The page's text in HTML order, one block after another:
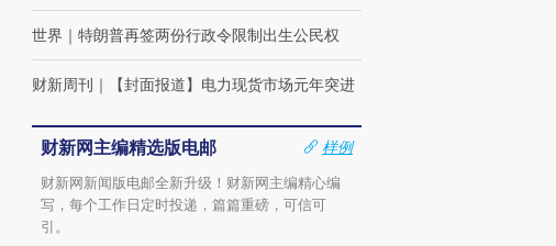
世界 ｜ 特朗普再签两份行政令限制出生公民权
财新周刊 ｜ 【封面报道】电力现货市场元年突进
财新网主编精选版电邮
样例
财新网新闻版电邮全新升级！财新网主编精心编
写，每个工作日定时投递，篇篇重磅，可信可
引。